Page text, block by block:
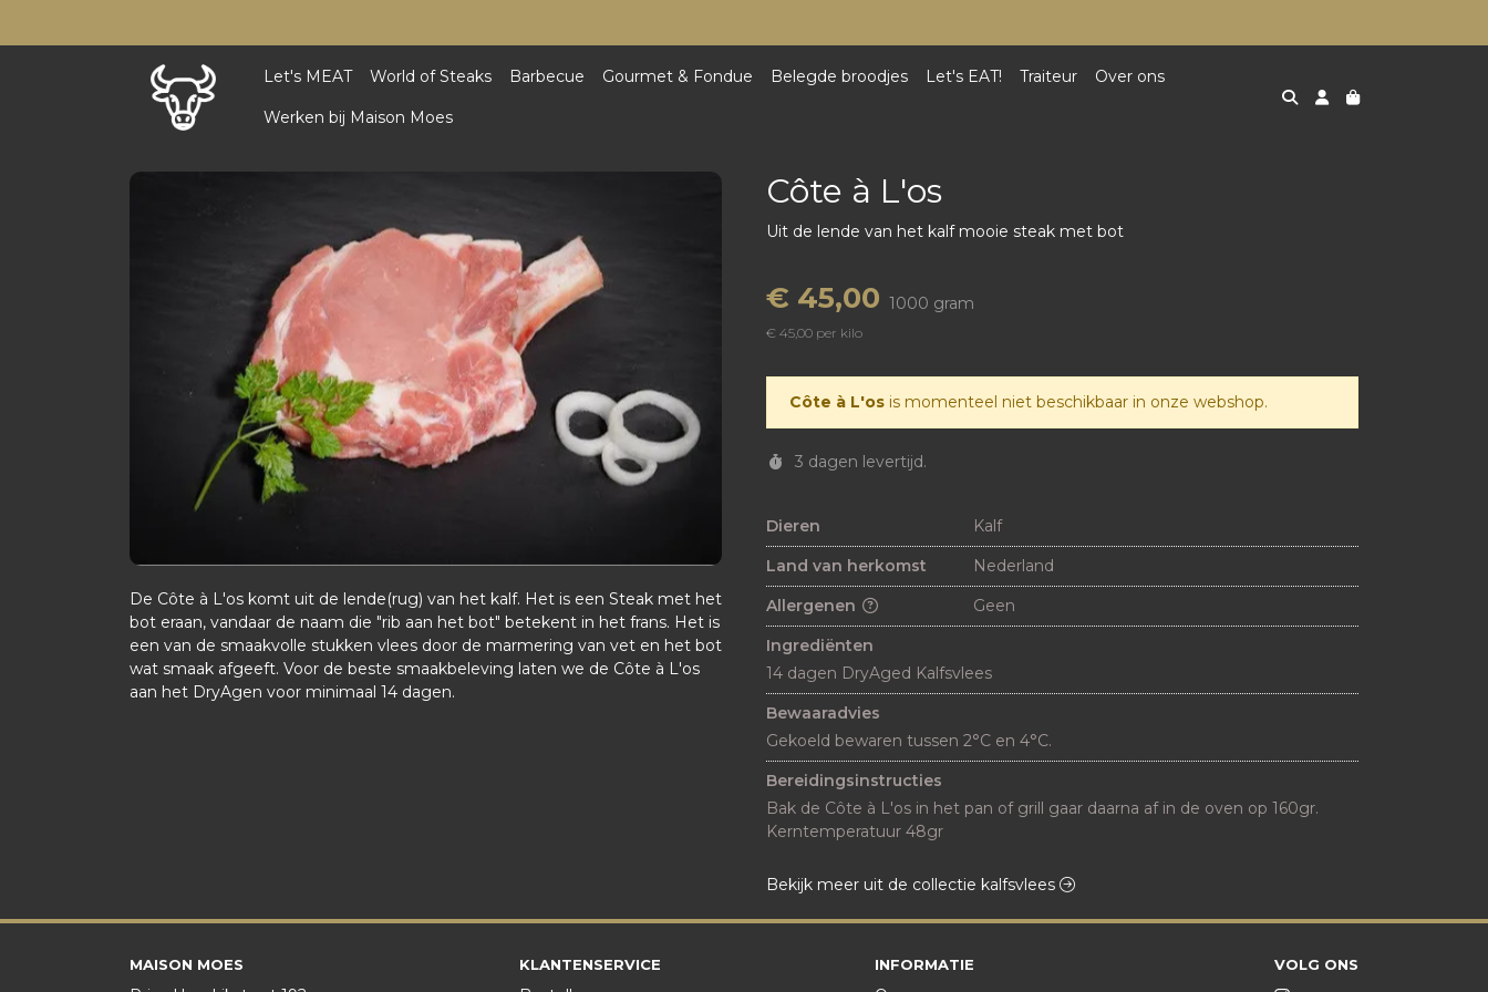
Let's MEAT World of Steaks Barbecue Gourmet & Fondue Belegde broodjes Let's EAT! Traiteur Over ons
Werken bij Maison Moes
De Côte à L'os komt uit de lende(rug) van het kalf. Het is een Steak met het
bot eraan, vandaar de naam die "rib aan het bot" betekent in het frans. Het is
een van de smaakvolle stukken vlees door de marmering van vet en het bot
wat smaak afgeeft. Voor de beste smaakbeleving laten we de Côte à L'os
aan het DryAgen voor minimaal 14 dagen.
Côte à L'os
Uit de lende van het kalf mooie steak met bot
€ 45,00 1000 gram
€ 45,00 per kilo
Côte à L'os is momenteel niet beschikbaar in onze webshop.
3 dagen levertijd.
Dieren
Kalf
Land van herkomst
Nederland
Allergenen
Geen
Ingrediënten
14 dagen DryAged Kalfsvlees
Bewaaradvies
Gekoeld bewaren tussen 2°C en 4°C.
Bereidingsinstructies
Bak de Côte à L'os in het pan of grill gaar daarna af in de oven op 160gr.
Bekijk meer uit de collectie kalfsvlees
MAISON MOES KLANTENSERVICE INFORMATIE VOLG ONS